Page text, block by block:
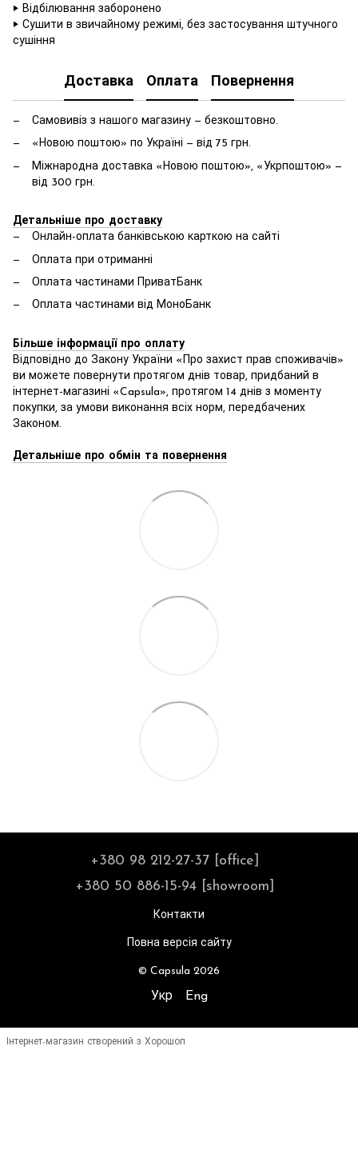
‣ Відбілювання заборонено
‣ Сушити в звичайному режимі, без застосування штучного
сушіння
Доставка Оплата Повернення
Самовивіз з нашого магазину — безкоштовно.
«Новою поштою» по Україні — від 75 грн.
Міжнародна доставка «Новою поштою», «Укрпоштою» —
від 300 грн.
Детальніше про доставку
Онлайн-оплата банківською карткою на сайті
Оплата при отриманні
Оплата частинами ПриватБанк
Оплата частинами від МоноБанк
Більше інформації про оплату
Відповідно до Закону України «Про захист прав споживачів»
ви можете повернути протягом днів товар, придбаний в
інтернет-магазині «Capsula», протягом 14 днів з моменту
покупки, за умови виконання всіх норм, передбачених
Законом.
Детальніше про обмін та повернення
+380 98 212-27-37 [office]
+380 50 886-15-94 [showroom]
Контакти
Повна версія сайту
© Capsula 2026
Укр Eng
Інтернет-магазин створений з Хорошоп